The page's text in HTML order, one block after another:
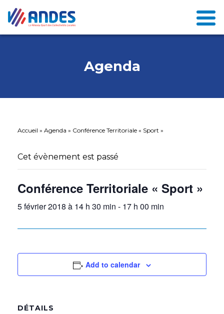
Agenda
Accueil » Agenda » Conférence Territoriale « Sport »
Cet évènement est passé
Conférence Territoriale « Sport »
5 février 2018 à 14 h 30 min - 17 h 00 min
Add to calendar
DÉTAILS